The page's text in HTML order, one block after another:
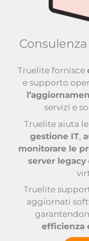
Truelite fornisce
e supporto
servizi e
Truelite aiuta
gestione IT,
monitorare le
server legacy
Truelite
aggiornati
efficienza